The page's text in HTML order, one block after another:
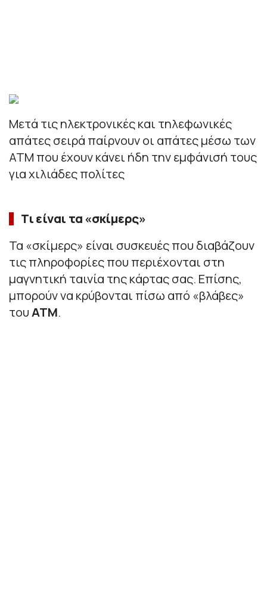
Μετά τις ηλεκτρονικές και τηλεφωνικές
απάτες σειρά παίρνουν οι απάτες μέσω των
ΑΤΜ που έχουν κάνει ήδη την εμφάνισή τους
για χιλιάδες πολίτες
Τι είναι τα «σκίμερς»
Τα «σκίμερς» είναι συσκευές που διαβάζουν
τις πληροφορίες που περιέχονται στη
μαγνητική ταινία της κάρτας σας. Επίσης,
μπορούν να κρύβονται πίσω από «βλάβες»
τουΑΤΜ.